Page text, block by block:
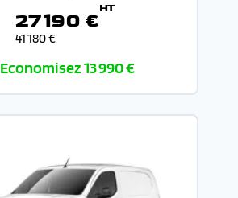
27 190 €
HT
41 180 €
Economisez13 990 €